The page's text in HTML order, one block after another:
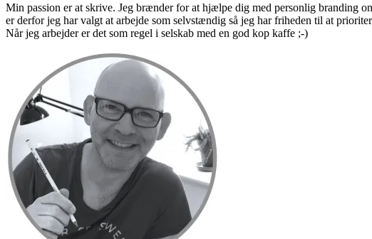
Min passion er at skrive. Jeg brænder for at hjælpe dig med personlig branding
er derfor jeg har valgt at arbejde som selvstændig så jeg har friheden til at
Når jeg arbejder er det som regel i selskab med en god kop kaffe ;-)
Sidebar